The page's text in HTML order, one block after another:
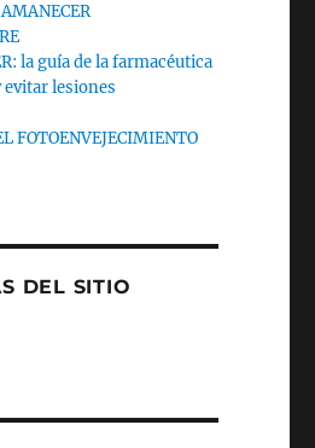
la guía de la farmacéutica
evitar lesiones
FOTOENVEJECIMIENTO
DEL SITIO